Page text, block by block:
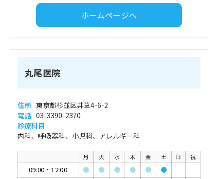
ホームページへ
丸尾医院
住所 東京都杉並区井草4-6-2
電話 03-3390-2370
診療科目
内科、呼吸器科、小児科、アレルギー科
月 火 水 木 金 土 日 祝
09:00 ~12:00 ● ● ● ● ●
●